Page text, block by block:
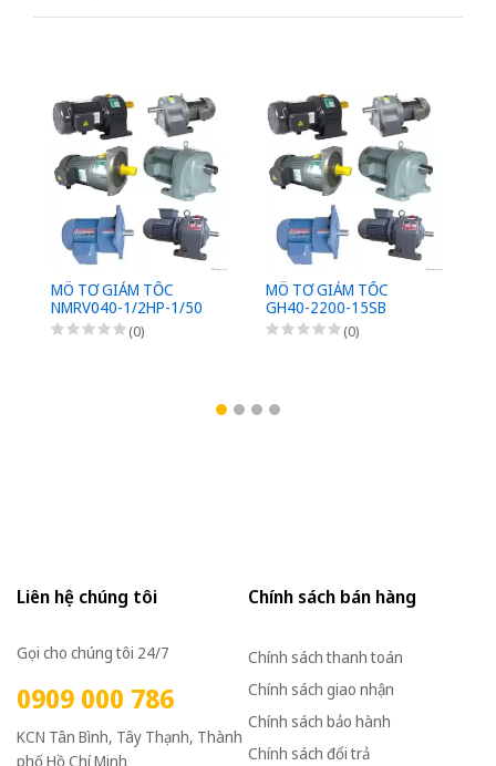
MÔ TƠ GIẢM TỐC
NMRV040-1/2HP-1/50
(0)
MÔ TƠ GIẢM TỐC
GH40-2200-15SB
(0)
Liên hệ chúng tôi
Gọi cho chúng tôi 24/7
0909 000 786
KCN Tân Bình, Tây Thạnh, Thành
phố Hồ Chí Minh
Chính sách bán hàng
Chính sách thanh toán
Chính sách giao nhận
Chính sách bảo hành
Chính sách đổi trả